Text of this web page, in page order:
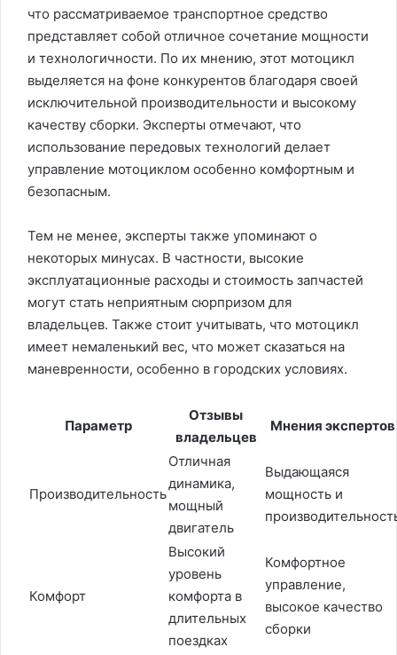
что рассматриваемое транспортное средство
представляет собой отличное сочетание мощности
и технологичности. По их мнению, этот мотоцикл
выделяется на фоне конкурентов благодаря своей
исключительной производительности и высокому
качеству сборки. Эксперты отмечают, что
использование передовых технологий делает
управление мотоциклом особенно комфортным и
безопасным.
Тем не менее, эксперты также упоминают о
некоторых минусах. В частности, высокие
эксплуатационные расходы и стоимость запчастей
могут стать неприятным сюрпризом для
владельцев. Также стоит учитывать, что мотоцикл
имеет немаленький вес, что может сказаться на
маневренности, особенно в городских условиях.
Параметр
Отзывы
владельцев
Мнения экспертов
Производительность
Отличная
динамика,
мощный
двигатель
Выдающаяся
мощность и
Комфорт
Высокий
уровень
комфорта в
длительных
поездках
Комфортное
управление,
высокое качество
сборки